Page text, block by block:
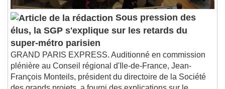
Sous pression des
élus, la SGP s'explique sur les retards du
super-métro parisien
GRAND PARIS EXPRESS. Auditionné en commission
plénière au Conseil régional d'Ile-de-France, Jean-
François Monteils, président du directoire de la Société